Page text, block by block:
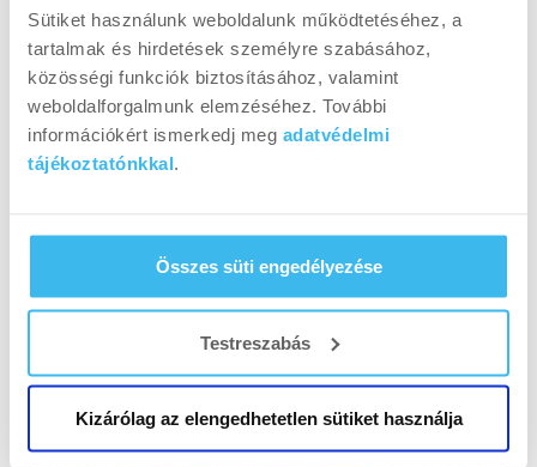
Sütiket használunk weboldalunk működtetéséhez, a
tartalmak és hirdetések személyre szabásához,
közösségi funkciók biztosításához, valamint
weboldalforgalmunk elemzéséhez. További
információkért ismerkedj meg adatvédelmi
tájékoztatónkkal.
Összes süti engedélyezése
Testreszabás
Kizárólag az elengedhetetlen sütiket használja
Ektomorf tömegnövelés – étrend és edzés tippek